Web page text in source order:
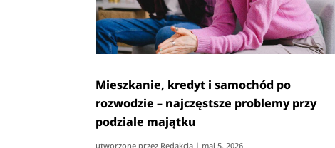
Mieszkanie, kredyt i samochód po
rozwodzie – najczęstsze problemy przy
podziale majątku
utworzone przez Redakcja | maj 5, 2026